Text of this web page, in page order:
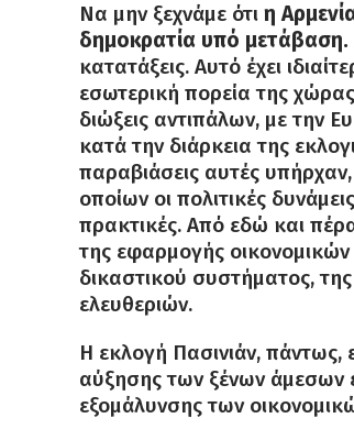
Να μην ξεχνάμε ότι η
δημοκρατία υπό μετάβαση.
κατατάξεις. Αυτό έχει
εσωτερική πορεία της
διώξεις αντιπάλων, με την
κατά την διάρκεια της
παραβιάσεις αυτές
οποίων οι πολιτικές
πρακτικές. Από εδώ και
της εφαρμογής
δικαστικού συστήματος,
ελευθεριών.
Η εκλογή Πασινιάν, πάντως,
αύξησης των ξένων άμεσων
εξομάλυνσης των